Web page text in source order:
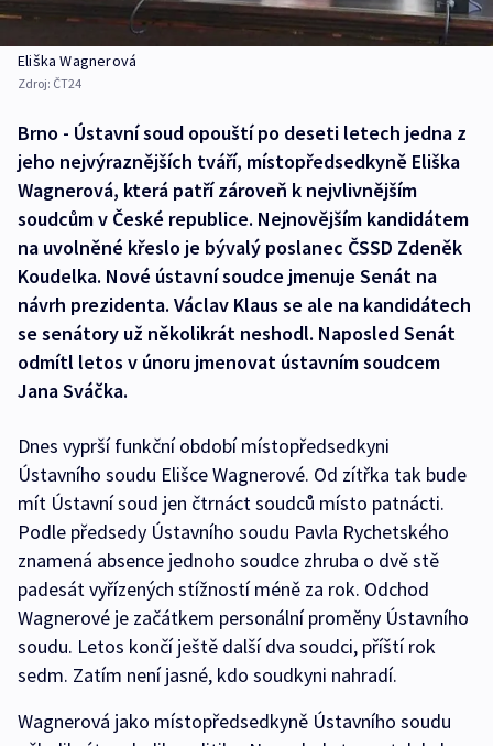
Eliška Wagnerová
Zdroj: ČT24
Brno - Ústavní soud opouští po deseti letech jedna z
jeho nejvýraznějších tváří, místopředsedkyně Eliška
Wagnerová, která patří zároveň k nejvlivnějším
soudcům v České republice. Nejnovějším kandidátem
na uvolněné křeslo je bývalý poslanec ČSSD Zdeněk
Koudelka. Nové ústavní soudce jmenuje Senát na
návrh prezidenta. Václav Klaus se ale na kandidátech
se senátory už několikrát neshodl. Naposled Senát
odmítl letos v únoru jmenovat ústavním soudcem
Jana Sváčka.
Dnes vyprší funkční období místopředsedkyni
Ústavního soudu Elišce Wagnerové. Od zítřka tak bude
mít Ústavní soud jen čtrnáct soudců místo patnácti.
Podle předsedy Ústavního soudu Pavla Rychetského
znamená absence jednoho soudce zhruba o dvě stě
padesát vyřízených stížností méně za rok. Odchod
Wagnerové je začátkem personální proměny Ústavního
soudu. Letos končí ještě další dva soudci, příští rok
sedm. Zatím není jasné, kdo soudkyni nahradí.
Wagnerová jako místopředsedkyně Ústavního soudu